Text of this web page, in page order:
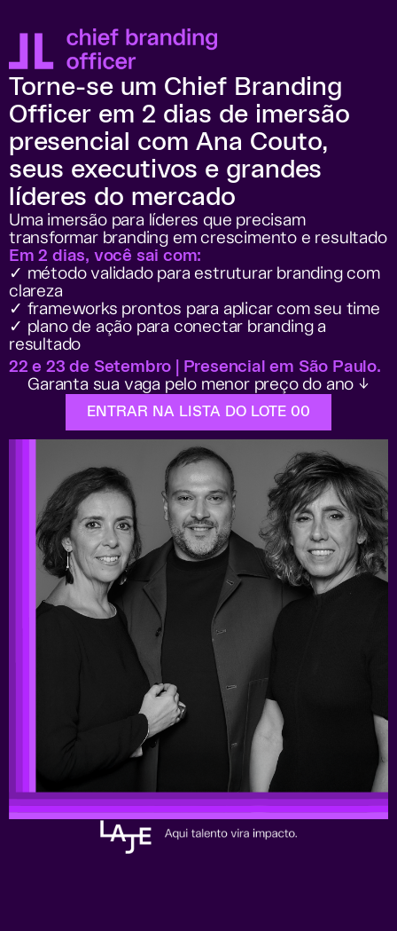
Torne-se um Chief Branding
Officer em 2 dias de imersão
presencial com Ana Couto,
seus executivos e grandes
líderes do mercado
Uma imersão para líderes que precisam
transformar branding em crescimento e resultado
Em 2 dias, você sai com:
✓ método validado para estruturar branding com
clareza
✓ frameworks prontos para aplicar com seu time
✓ plano de ação para conectar branding a
resultado
22 e 23 de Setembro | Presencial em São Paulo.
Garanta sua vaga pelo menor preço do ano ↓
ENTRAR NA LISTA DO LOTE 00